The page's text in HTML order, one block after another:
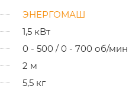
ЭНЕРГОМАШ
1,5 кВт
0 - 500 / 0 - 700 об/мин
2 м
5,5 кг